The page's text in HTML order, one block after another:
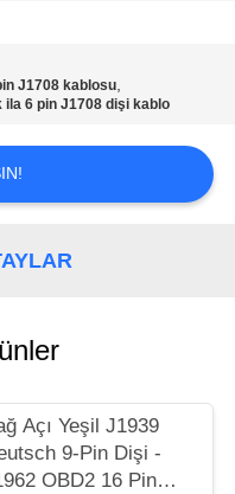
J1708 kablosu,
ila 6 pin J1708 dişi kablo
Açı Yeşil J1939
9-Pin Dişi -
OBD2 16 Pin